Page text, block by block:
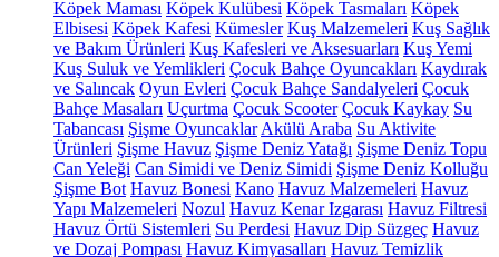
Köpek Maması Köpek Kulübesi Köpek Tasmaları Köpek
Elbisesi Köpek Kafesi Kümesler Kuş Malzemeleri Kuş Sağlık
ve Bakım Ürünleri Kuş Kafesleri ve Aksesuarları Kuş Yemi
Kuş Suluk ve Yemlikleri Çocuk Bahçe Oyuncakları Kaydırak
ve Salıncak Oyun Evleri Çocuk Bahçe Sandalyeleri Çocuk
Bahçe Masaları Uçurtma Çocuk Scooter Çocuk Kaykay Su
Tabancası Şişme Oyuncaklar Akülü Araba Su Aktivite
Ürünleri Şişme Havuz Şişme Deniz Yatağı Şişme Deniz Topu
Can Yeleği Can Simidi ve Deniz Simidi Şişme Deniz Kolluğu
Şişme Bot Havuz Bonesi Kano Havuz Malzemeleri Havuz
Yapı Malzemeleri Nozul Havuz Kenar Izgarası Havuz Filtresi
Havuz Örtü Sistemleri Su Perdesi Havuz Dip Süzgeç Havuz
ve Dozaj Pompası Havuz Kimyasalları Havuz Temizlik